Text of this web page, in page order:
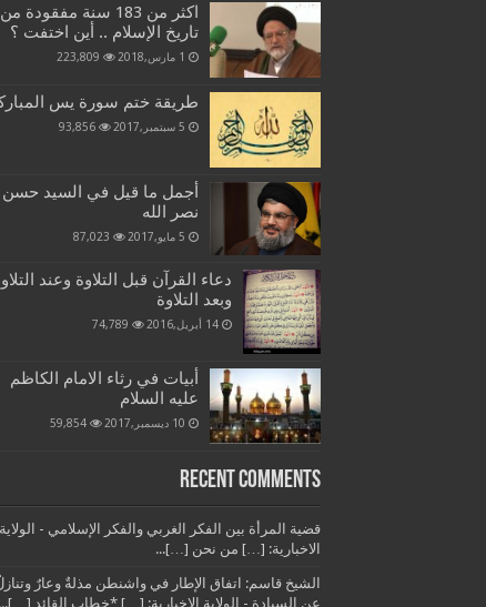
اكثر من 183 سنة مفقودة من
تاريخ الإسلام .. أين اختفت ؟
1 مارس,2018 223,809
طريقة ختم سورة يس
5 سبتمبر,2017 93,856
أجمل ما قيل في السيد حسن
نصر الله
5 مايو,2017 87,023
دعاء القرآن قبل التلاوة وعند
وبعد التلاوة
14 أبريل,2016 74,789
أبيات في رثاء الامام الكاظم
عليه السلام
10 ديسمبر,2017 59,854
Recent Comments
قضية المرأة بين الفكر الغربي والفكر الإسلامي - الولاية
الاخبارية: […] من نحن […]...
الشيخ قاسم: اتفاق الإطار في واشنطن مذلةٌ وعارٌ
عن السيادة - الولاية الاخبارية: […] *خطاب القائد […]...